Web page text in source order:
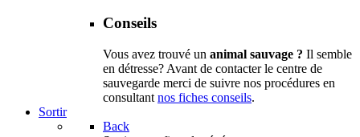
Conseils
Vous avez trouvé un animal sauvage ? Il semble
en détresse? Avant de contacter le centre de
sauvegarde merci de suivre nos procédures en
consultant nos fiches conseils.
Sortir
Back